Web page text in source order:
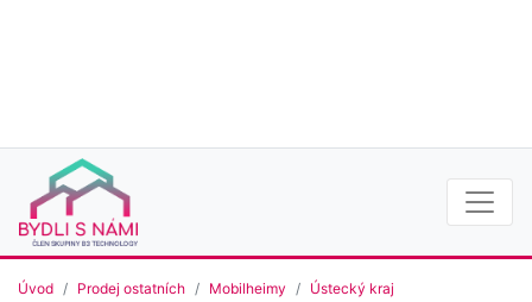
Úvod Prodej ostatních Mobilheimy Ústecký kraj